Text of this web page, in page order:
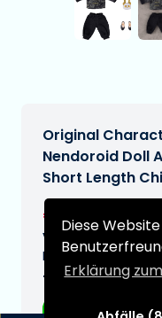
Diese
Erklärung
Original
Nendoroid Doll
Short Length
€37,00
N/A
Typ:
Anime-